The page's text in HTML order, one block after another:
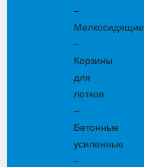
–
Мелкосидящие
–
Корзины
для
лотков
–
Бетонные
усиленные
–